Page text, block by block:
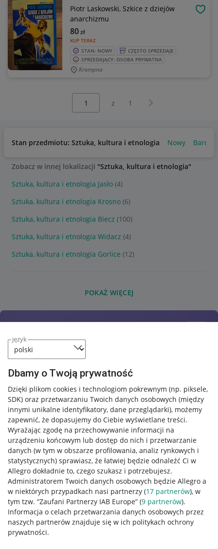
język
Dbamy o Twoją prywatność
Dzięki plikom cookies i technologiom pokrewnym (np. piksele,
SDK) oraz przetwarzaniu Twoich danych osobowych (między
innymi unikalne identyfikatory, dane przeglądarki), możemy
zapewnić, że dopasujemy do Ciebie wyświetlane treści.
Wyrażając zgodę na przechowywanie informacji na
urządzeniu końcowym lub dostęp do nich i przetwarzanie
danych (w tym w obszarze profilowania, analiz rynkowych i
statystycznych) sprawiasz, że łatwiej będzie odnaleźć Ci w
Allegro dokładnie to, czego szukasz i potrzebujesz.
Administratorem Twoich danych osobowych będzie Allegro a
w niektórych przypadkach nasi partnerzy (17 partnerów), w
tym tzw. “Zaufani Partnerzy IAB Europe” (9 partnerów).
Informacja o celach przetwarzania danych osobowych przez
naszych partnerów znajduje się w ich politykach ochrony
prywatności.
Piotr Laskowski, Szkice z dziejów
anarchizmu
KUP TERAZ
80zł
STAN: NOWY
CZĘSTO SPRZEDAJE
SPRZEDAJĄCY: OSOBA PRYWATNA
Krempna
z 1 Następna strona
Stan przedmiotu: Sztuka, kultura i etnologia Nowy
Zobacz w innej lokalizacji "Sztuka, kultura i etnologia"
Sztuka, kultura i etnologia Jasło (4)
Sztuka, kultura i etnologia Krosno (6)
Sztuka, kultura i etnologia Biecz (100)
Sztuka, kultura i etnologia Widacz (4)
Sztuka, kultura i etnologia Gorlice (12)
POKAŻ WIĘCEJ
Przydatne informacje
Jak to działa